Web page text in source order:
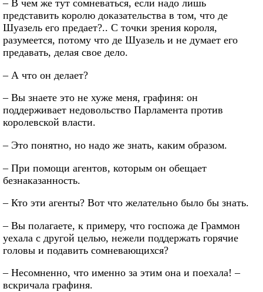
– В чем же тут сомневаться, если надо лишь
представить королю доказательства в том, что де
Шуазель его предает?.. С точки зрения короля,
разумеется, потому что де Шуазель и не думает его
предавать, делая свое дело.
– А что он делает?
– Вы знаете это не хуже меня, графиня: он
поддерживает недовольство Парламента против
королевской власти.
– Это понятно, но надо же знать, каким образом.
– При помощи агентов, которым он обещает
безнаказанность.
– Кто эти агенты? Вот что желательно было бы знать.
– Вы полагаете, к примеру, что госпожа де Граммон
уехала с другой целью, нежели поддержать горячие
головы и подавить сомневающихся?
– Несомненно, что именно за этим она и поехала! –
вскричала графиня.